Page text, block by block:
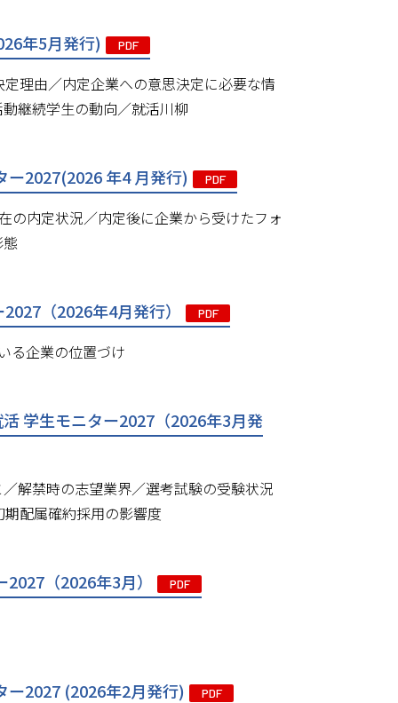
年5月発行) PDF
理由／内定企業への意思決定に必要な情
継続学生の動向／就活川柳
2027(2026 年4 月発行) PDF
の内定状況／内定後に企業から受けたフォ
（2026年4月発行） PDF
る企業の位置づけ
学生モニター2027（2026年3月発
解禁時の志望業界／選考試験の受験状況
配属確約採用の影響度
（2026年3月） PDF
ー2027 (2026年2月発行) PDF